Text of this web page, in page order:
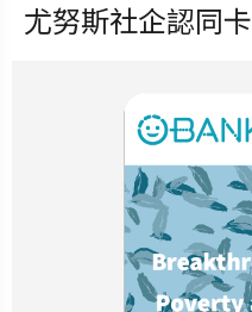
尤努斯社企認同卡